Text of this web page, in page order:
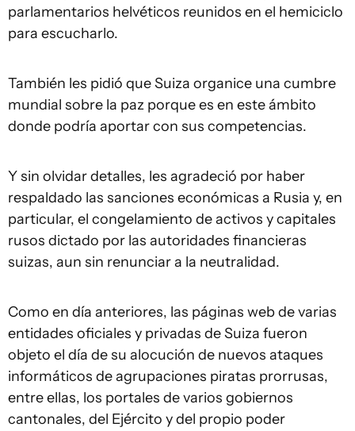
parlamentarios helvéticos reunidos en el hemiciclo
para escucharlo.
También les pidió que Suiza organice una cumbre
mundial sobre la paz porque es en este ámbito
donde podría aportar con sus competencias.
Y sin olvidar detalles, les agradeció por haber
respaldado las sanciones económicas a Rusia y, en
particular, el congelamiento de activos y capitales
rusos dictado por las autoridades financieras
suizas, aun sin renunciar a la neutralidad.
Como en día anteriores, las páginas web de varias
entidades oficiales y privadas de Suiza fueron
objeto el día de su alocución de nuevos ataques
informáticos de agrupaciones piratas prorrusas,
entre ellas, los portales de varios gobiernos
cantonales, del Ejército y del propio poder